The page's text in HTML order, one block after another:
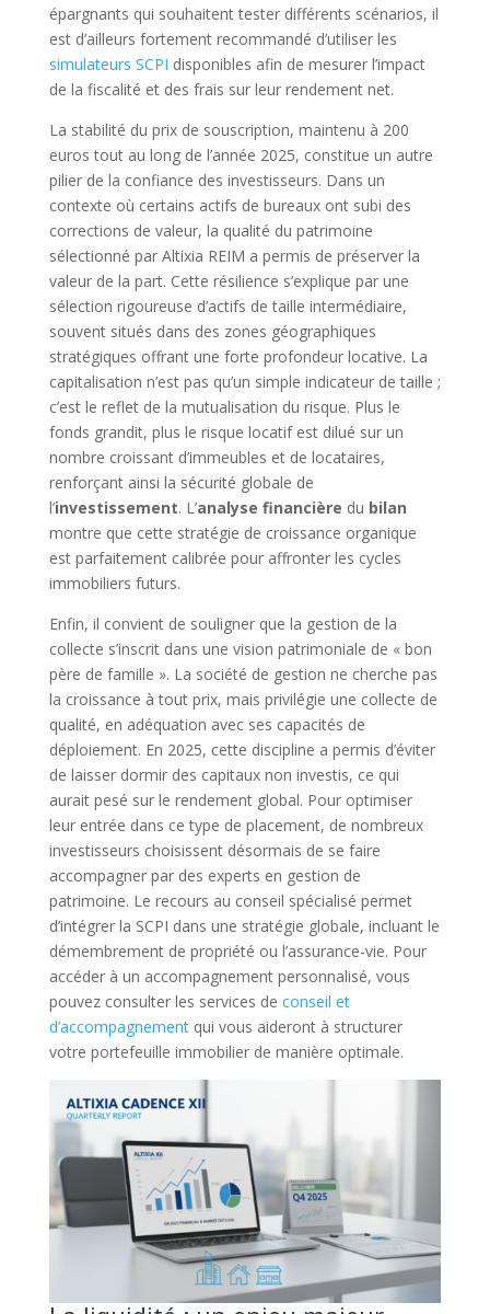
épargnants qui souhaitent tester différents scénarios, il
est d’ailleurs fortement recommandé d’utiliser les
simulateurs SCPI disponibles afin de mesurer l’impact
de la fiscalité et des frais sur leur rendement net.
La stabilité du prix de souscription, maintenu à 200
euros tout au long de l’année 2025, constitue un autre
pilier de la confiance des investisseurs. Dans un
contexte où certains actifs de bureaux ont subi des
corrections de valeur, la qualité du patrimoine
sélectionné par Altixia REIM a permis de préserver la
valeur de la part. Cette résilience s’explique par une
sélection rigoureuse d’actifs de taille intermédiaire,
souvent situés dans des zones géographiques
stratégiques offrant une forte profondeur locative. La
capitalisation n’est pas qu’un simple indicateur de taille ;
c’est le reflet de la mutualisation du risque. Plus le
fonds grandit, plus le risque locatif est dilué sur un
nombre croissant d’immeubles et de locataires,
renforçant ainsi la sécurité globale de
l’investissement. L’analyse financière du bilan
montre que cette stratégie de croissance organique
est parfaitement calibrée pour affronter les cycles
immobiliers futurs.
Enfin, il convient de souligner que la gestion de la
collecte s’inscrit dans une vision patrimoniale de « bon
père de famille ». La société de gestion ne cherche pas
la croissance à tout prix, mais privilégie une collecte de
qualité, en adéquation avec ses capacités de
déploiement. En 2025, cette discipline a permis d’éviter
de laisser dormir des capitaux non investis, ce qui
aurait pesé sur le rendement global. Pour optimiser
leur entrée dans ce type de placement, de nombreux
investisseurs choisissent désormais de se faire
accompagner par des experts en gestion de
patrimoine. Le recours au conseil spécialisé permet
d’intégrer la SCPI dans une stratégie globale, incluant le
démembrement de propriété ou l’assurance-vie. Pour
accéder à un accompagnement personnalisé, vous
pouvez consulter les services de conseil et
d’accompagnementqui vous aideront à structurer
votre portefeuille immobilier de manière optimale.